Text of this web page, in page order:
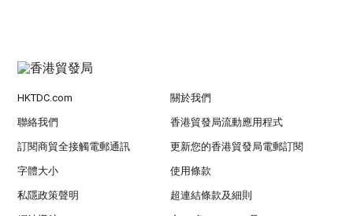
HKTDC.com 關於我們
聯絡我們 香港貿發局流動應用程式
訂閱商貿全接觸電郵通訊 更新您的香港貿發局電郵訂閱
字體大小 使用條款
私隱政策聲明 超連結條款及細則